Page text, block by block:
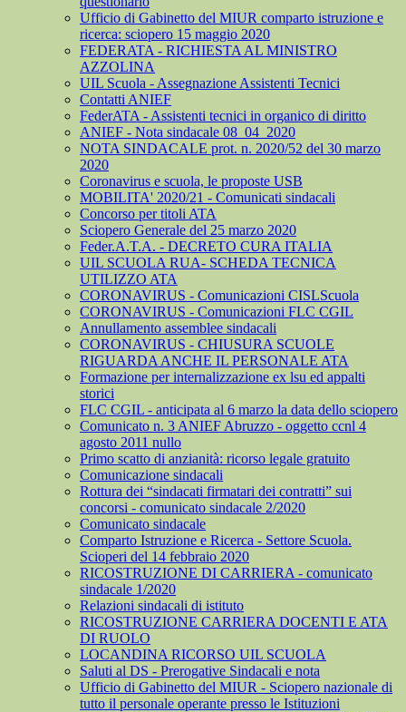
Ufficio di Gabinetto del MIUR comparto istruzione e
ricerca: sciopero 15 maggio 2020
FEDERATA - RICHIESTA AL MINISTRO
AZZOLINA
UIL Scuola - Assegnazione Assistenti Tecnici
Contatti ANIEF
FederATA - Assistenti tecnici in organico di diritto
ANIEF - Nota sindacale 08_04_2020
NOTA SINDACALE prot. n. 2020/52 del 30 marzo
2020
Coronavirus e scuola, le proposte USB
MOBILITA' 2020/21 - Comunicati sindacali
Concorso per titoli ATA
Sciopero Generale del 25 marzo 2020
Feder.A.T.A. - DECRETO CURA ITALIA
UIL SCUOLA RUA- SCHEDA TECNICA
UTILIZZO ATA
CORONAVIRUS - Comunicazioni CISLScuola
CORONAVIRUS - Comunicazioni FLC CGIL
Annullamento assemblee sindacali
CORONAVIRUS - CHIUSURA SCUOLE
RIGUARDA ANCHE IL PERSONALE ATA
Formazione per internalizzazione ex lsu ed appalti
storici
FLC CGIL - anticipata al 6 marzo la data dello sciopero
Comunicato n. 3 ANIEF Abruzzo - oggetto ccnl 4
agosto 2011 nullo
Primo scatto di anzianità: ricorso legale gratuito
Comunicazione sindacali
Rottura dei “sindacati firmatari dei contratti” sui
concorsi - comunicato sindacale 2/2020
Comunicato sindacale
Comparto Istruzione e Ricerca - Settore Scuola.
Scioperi del 14 febbraio 2020
RICOSTRUZIONE DI CARRIERA - comunicato
sindacale 1/2020
Relazioni sindacali di istituto
RICOSTRUZIONE CARRIERA DOCENTI E ATA
DI RUOLO
LOCANDINA RICORSO UIL SCUOLA
Saluti al DS - Prerogative Sindacali e nota
Ufficio di Gabinetto del MIUR - Sciopero nazionale di
tutto il personale operante presso le Istituzioni